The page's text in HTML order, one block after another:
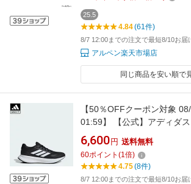
25.5
4.84(61件)
8/7 12:00までの注文で最短8/10お届
アルペン楽天市場店
同じ商品を安い順で
【50％OFFクーポン対象
01:59】 【公式】アディダ
ンニング コアランナー 5 ラ
CORERUNNER 5 Running
ディース シューズ・靴 スニ
6,600 円 送料無料
60ポイント (1倍)
4.75(8件)
8/7 12:00までの注文で最短8/10お届